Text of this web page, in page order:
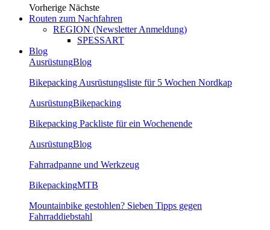
Vorherige Nächste
Routen zum Nachfahren
REGION (Newsletter Anmeldung)
SPESSART
Blog
AusrüstungBlog
Bikepacking Ausrüstungsliste für 5 Wochen Nordkap
AusrüstungBikepacking
Bikepacking Packliste für ein Wochenende
AusrüstungBlog
Fahrradpanne und Werkzeug
BikepackingMTB
Mountainbike gestohlen? Sieben Tipps gegen
Fahrraddiebstahl